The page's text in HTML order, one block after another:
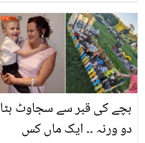
ہیں؟ انٹرویو میں انکشاف
بچے کی قبر سے سجاوٹ ہٹا
دو ورنہ ۔۔ ایک ماں کس